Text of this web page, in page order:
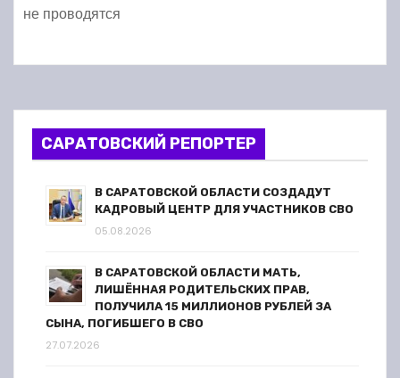
не проводятся
САРАТОВСКИЙ РЕПОРТЕР
В САРАТОВСКОЙ ОБЛАСТИ СОЗДАДУТ
КАДРОВЫЙ ЦЕНТР ДЛЯ УЧАСТНИКОВ СВО
05.08.2026
В САРАТОВСКОЙ ОБЛАСТИ МАТЬ,
ЛИШЁННАЯ РОДИТЕЛЬСКИХ ПРАВ,
ПОЛУЧИЛА 15 МИЛЛИОНОВ РУБЛЕЙ ЗА
СЫНА, ПОГИБШЕГО В СВО
27.07.2026